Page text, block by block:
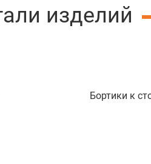
изделий
Бортики к